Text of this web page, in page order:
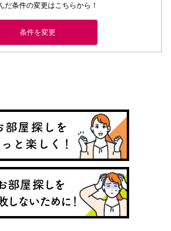
だ条件の変更はこちらから！
条件を変更